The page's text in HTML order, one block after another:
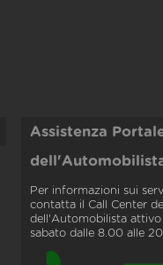
Assistenza
Per informazioni sui
contatta il Call Center
dell'Automobilista attivo
sabato dalle 8.00 alle